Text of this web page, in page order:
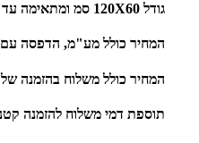
גודל 120X60 סמ ומתאימה עד גיל 5
המחיר כולל מע"מ, הדפסה
המחיר כולל משלוח בהזמנה של מעל 35
תוספת דמי משלוח להזמנה קטנה